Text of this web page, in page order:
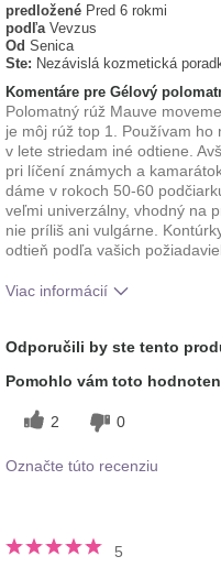
predložené Pred 6 rokmi
podľa Vevzus
Od Senica
Ste: Nezávislá kozmetická
Komentáre pre Gélový
Polomatný rúž Mauve
je môj rúž top 1. Používam ho
v lete striedam iné odtiene.
pri líčení známych a
dáme v rokoch 50-60
veľmi univerzálny, vhodný na
nie príliš ani vulgárne.
odtieň podľa vašich
Viac informácií
značkami dekoratívnej
vyskúšali?
Odporučili by ste tento
Pomohlo vám toto
2 0
Označte túto recenziu
5